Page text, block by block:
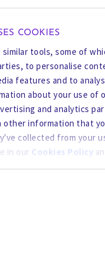
COOKIES
similar tools, some of
to personalise
features and to
about your use of
and analytics
other information that
collected from your
in our Cookies Policy
agree to our
nachhaltige
verschiedenen
regulatorischen
mit
2024 haben wir
- Die
PFAS